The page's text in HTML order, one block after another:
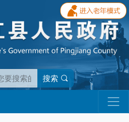
搜索